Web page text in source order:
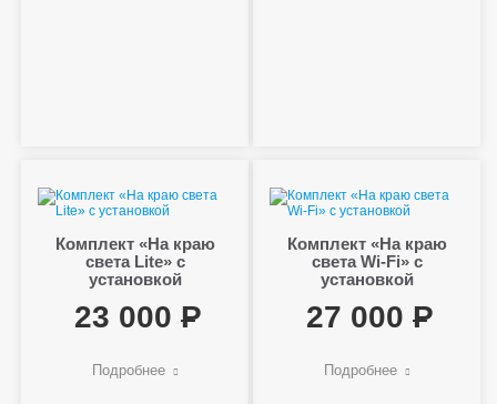
Комплект «На краю
света Lite» с
установкой
23 000
Подробнее
Комплект «На краю
света Wi-Fi» с
установкой
27 000
Подробнее